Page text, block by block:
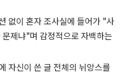
없이 혼자 조사실에 들어가 "사
제냐"며 감정적으로 자백하는
자신이 쓴 글 전체의 뉘앙스를